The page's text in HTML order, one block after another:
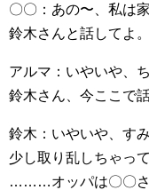
〇〇：あの〜、私は
鈴木さんと話してよ。
アルマ：いやいや、
鈴木さん、今ここで
鈴木：いやいや、す
少し取り乱しちゃっ
………オッパは〇〇さ